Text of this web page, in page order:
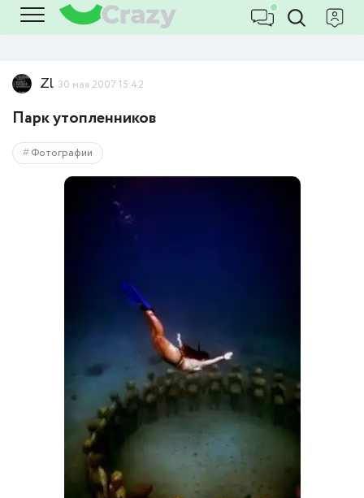
Zl 30 мая 2007 15:42
Парк утопленников
Фотографии